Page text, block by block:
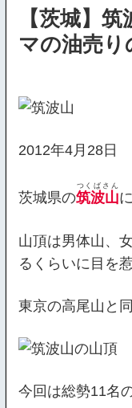
【茨城】
マの油売り
2012年4月28日
茨城県の筑波山
つくばさん
山頂は男体山、
るくらいに目を
東京の高尾山と
今回は総勢11名